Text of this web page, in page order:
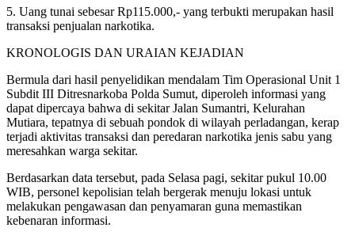
5. Uang tunai sebesar Rp115.000,- yang terbukti merupakan hasil
transaksi penjualan narkotika.
KRONOLOGIS DAN URAIAN KEJADIAN
Bermula dari hasil penyelidikan mendalam Tim Operasional Unit 1
Subdit III Ditresnarkoba Polda Sumut, diperoleh informasi yang
dapat dipercaya bahwa di sekitar Jalan Sumantri, Kelurahan
Mutiara, tepatnya di sebuah pondok di wilayah perladangan, kerap
terjadi aktivitas transaksi dan peredaran narkotika jenis sabu yang
meresahkan warga sekitar.
Berdasarkan data tersebut, pada Selasa pagi, sekitar pukul 10.00
WIB, personel kepolisian telah bergerak menuju lokasi untuk
melakukan pengawasan dan penyamaran guna memastikan
kebenaran informasi.